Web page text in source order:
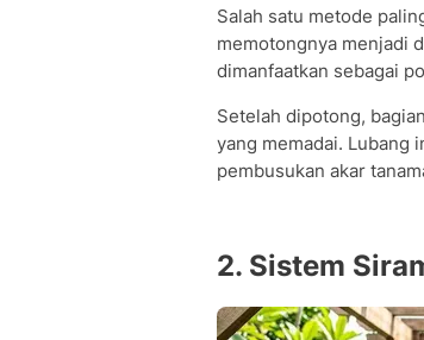
Salah satu metode
memotongnya menjadi
dimanfaatkan sebagai
Setelah dipotong,
yang memadai. Lubang
pembusukan akar
2. Sistem